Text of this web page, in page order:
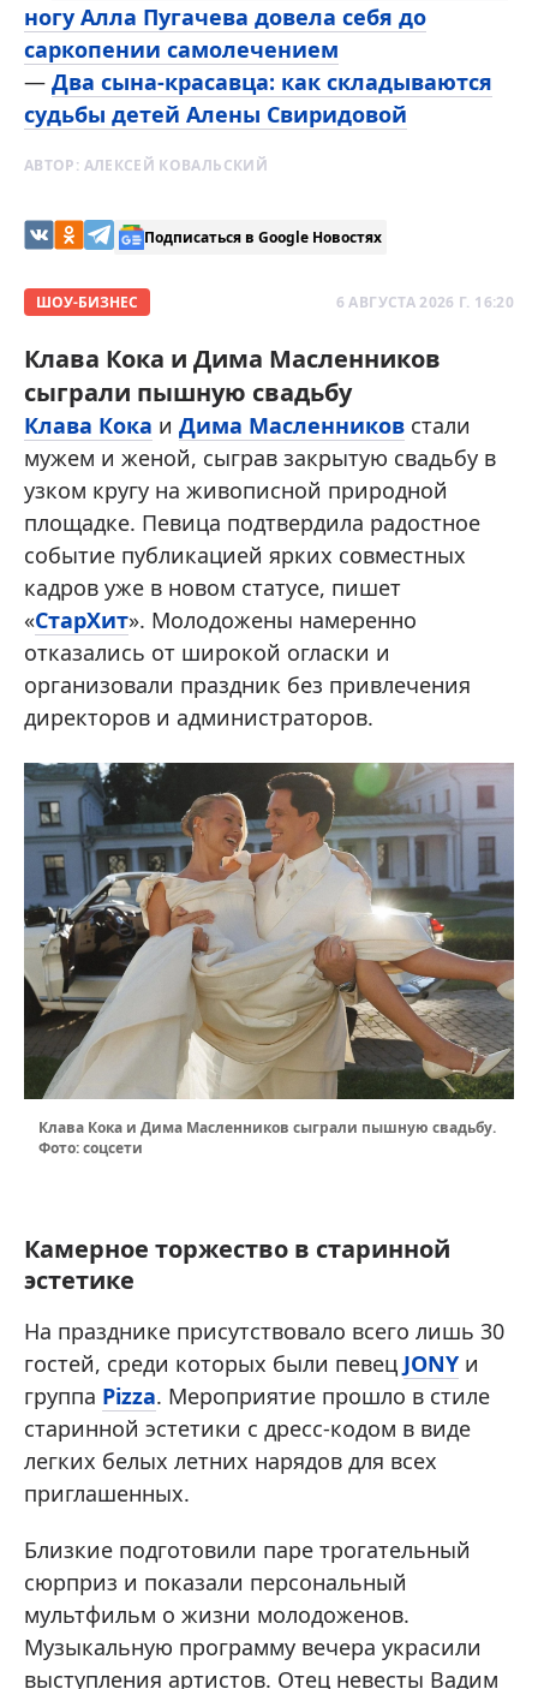
ногу Алла Пугачева довела себя до
саркопении самолечением
— Два сына-красавца: как складываются
судьбы детей Алены Свиридовой
АВТОР: АЛЕКСЕЙ КОВАЛЬСКИЙ
Подписаться в Google Новостях
ШОУ-БИЗНЕС 6 АВГУСТА 2026 Г. 16:20
Клава Кока и Дима Масленников
сыграли пышную свадьбу
Клава Кока и Дима Масленников стали
мужем и женой, сыграв закрытую свадьбу в
узком кругу на живописной природной
площадке. Певица подтвердила радостное
событие публикацией ярких совместных
кадров уже в новом статусе, пишет
«СтарХит». Молодожены намеренно
отказались от широкой огласки и
организовали праздник без привлечения
директоров и администраторов.
Клава Кока и Дима Масленников сыграли пышную свадьбу.
Фото: соцсети
Камерное торжество в старинной
эстетике
На празднике присутствовало всего лишь 30
гостей, среди которых были певец JONY и
группа Pizza. Мероприятие прошло в стиле
старинной эстетики с дресс-кодом в виде
легких белых летних нарядов для всех
приглашенных.
Близкие подготовили паре трогательный
сюрприз и показали персональный
мультфильм о жизни молодоженов.
Музыкальную программу вечера украсили
выступления артистов. Отец невесты Вадим